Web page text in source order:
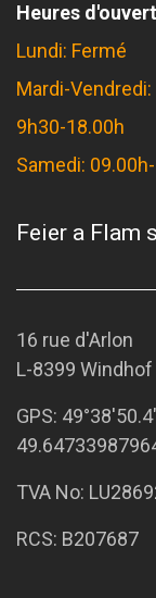
Heures
Lundi: Fermé
Mardi-Vendredi:
9h30-18.00h
Samedi:
Feier a Flam
16 rue d'Arlon
L-8399 Windhof
GPS:
TVA No:
RCS: B207687